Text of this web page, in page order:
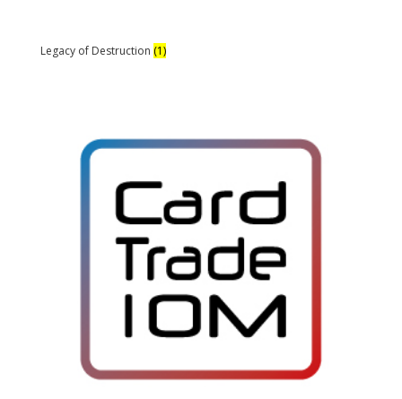
Legacy of Destruction (1)